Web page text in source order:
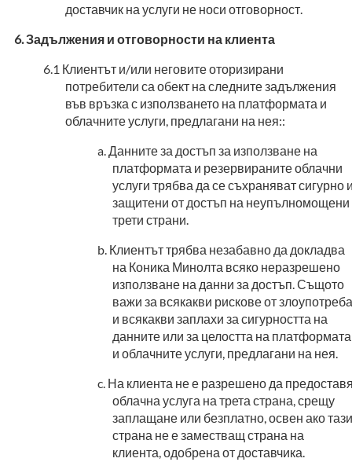
доставчик на услуги не носи отговорност.
Задължения и отговорности на клиента
Клиентът и/или неговите оторизирани
потребители са обект на следните задължения
във връзка с използването на платформата и
облачните услуги, предлагани на нея::
Данните за достъп за използване на
платформата и резервираните облачни
услуги трябва да се съхраняват сигурно
защитени от достъп на неупълномощени
трети страни.
Клиентът трябва незабавно да докладва
на Коника Минолта всяко неразрешено
използване на данни за достъп. Същото
важи за всякакви рискове от злоупотреба
и всякакви заплахи за сигурността на
данните или за целостта на платформата
и облачните услуги, предлагани на нея.
На клиента не е разрешено да
облачна услуга на трета страна, срещу
заплащане или безплатно, освен ако тази
страна не е заместващ страна на
клиента, одобрена от доставчика.